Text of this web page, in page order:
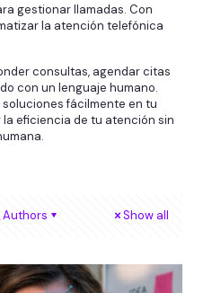
gestionar llamadas. Con
la atención telefónica
consultas, agendar citas
con un lenguaje humano.
fácilmente en tu
eficiencia de tu atención sin
Authors Show all